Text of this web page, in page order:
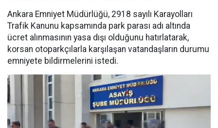
Ankara Emniyet Müdürlüğü, 2918 sayılı Karayolları
Trafik Kanunu kapsamında park parası adı altında
ücret alınmasının yasa dışı olduğunu hatırlatarak,
korsan otoparkçılarla karşılaşan vatandaşların durumu
emniyete bildirmelerini istedi.